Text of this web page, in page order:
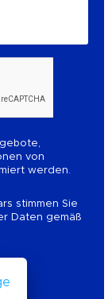
von
werden.
stimmen Sie
Daten gemäß